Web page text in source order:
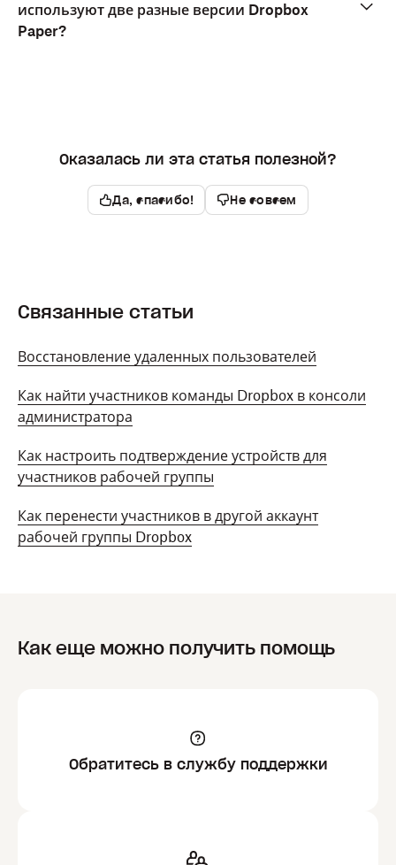
используют две разные версии Dropbox
Paper?
Оказалась ли эта статья полезной?
Да, спасибо! Не совсем
Связанные статьи
Восстановление удаленных пользователей
Как найти участников команды Dropbox в консоли
администратора
Как настроить подтверждение устройств для
участников рабочей группы
Как перенести участников в другой аккаунт
рабочей группы Dropbox
Как еще можно получить помощь
Обратитесь в службу поддержки